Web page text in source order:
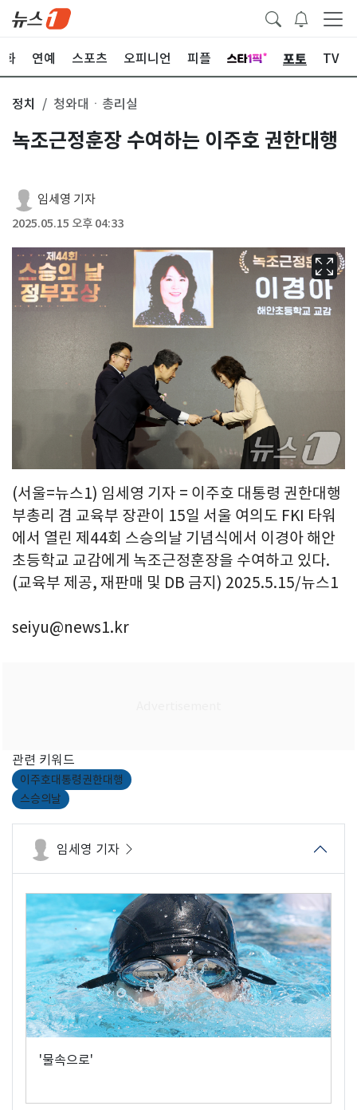
화 연예 스포츠 오피니언 피플 포토 TV
정치 청와대ㆍ총리실
녹조근정훈장 수여하는 이주호 권한대행
임세영 기자
2025.05.15 오후 04:33
(서울=뉴스1) 임세영 기자 = 이주호 대통령 권한대행
부총리 겸 교육부 장관이 15일 서울 여의도 FKI 타워
에서 열린 제44회 스승의날 기념식에서 이경아 해안
초등학교 교감에게 녹조근정훈장을 수여하고 있다.
(교육부 제공, 재판매 및 DB 금지) 2025.5.15/뉴스1
seiyu@news1.kr
관련 키워드
이주호대통령권한대행
스승의날
임세영 기자
'물속으로'